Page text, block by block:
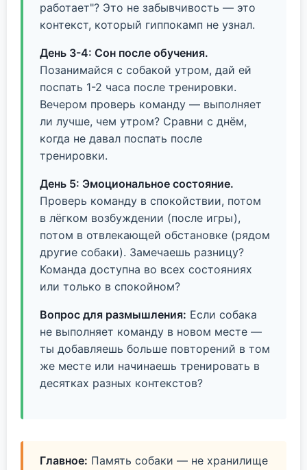
работает"? Это не забывчивость — это
контекст, который гиппокамп не узнал.
День 3-4: Сон после обучения.
Позанимайся с собакой утром, дай ей
поспать 1-2 часа после тренировки.
Вечером проверь команду — выполняет
ли лучше, чем утром? Сравни с днём,
когда не давал поспать после
тренировки.
День 5: Эмоциональное состояние.
Проверь команду в спокойствии, потом
в лёгком возбуждении (после игры),
потом в отвлекающей обстановке (рядом
другие собаки). Замечаешь разницу?
Команда доступна во всех состояниях
или только в спокойном?
Вопрос для размышления: Если собака
не выполняет команду в новом месте —
ты добавляешь больше повторений в том
же месте или начинаешь тренировать в
десятках разных контекстов?
Главное: Память собаки — не хранилище